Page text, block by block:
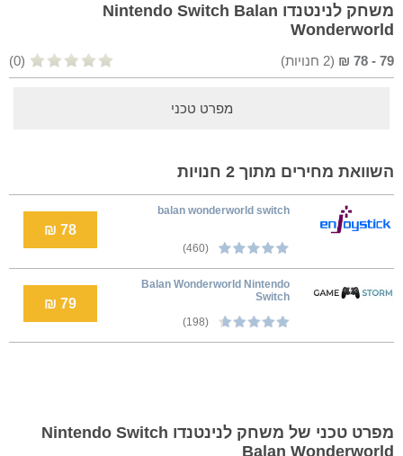
משחק לנינטנדו Nintendo Switch Balan
Wonderworld
79
-
78
₪
(
2 חנויות) (0)
מפרט טכני
השוואת מחירים מתוך 2 חנויות
balan wonderworld switch
(460)
78 ₪
Balan Wonderworld Nintendo
Switch
(198)
79 ₪
מפרט טכני של משחק לנינטנדו Nintendo Switch
Balan Wonderworld